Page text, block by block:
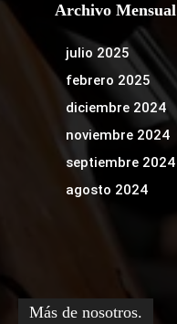
Archivo Mensual
julio 2025
febrero 2025
diciembre 2024
noviembre 2024
septiembre 2024
agosto 2024
Más de nosotros.